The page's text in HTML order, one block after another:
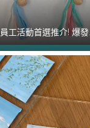
工活動首選推介! 爆發...